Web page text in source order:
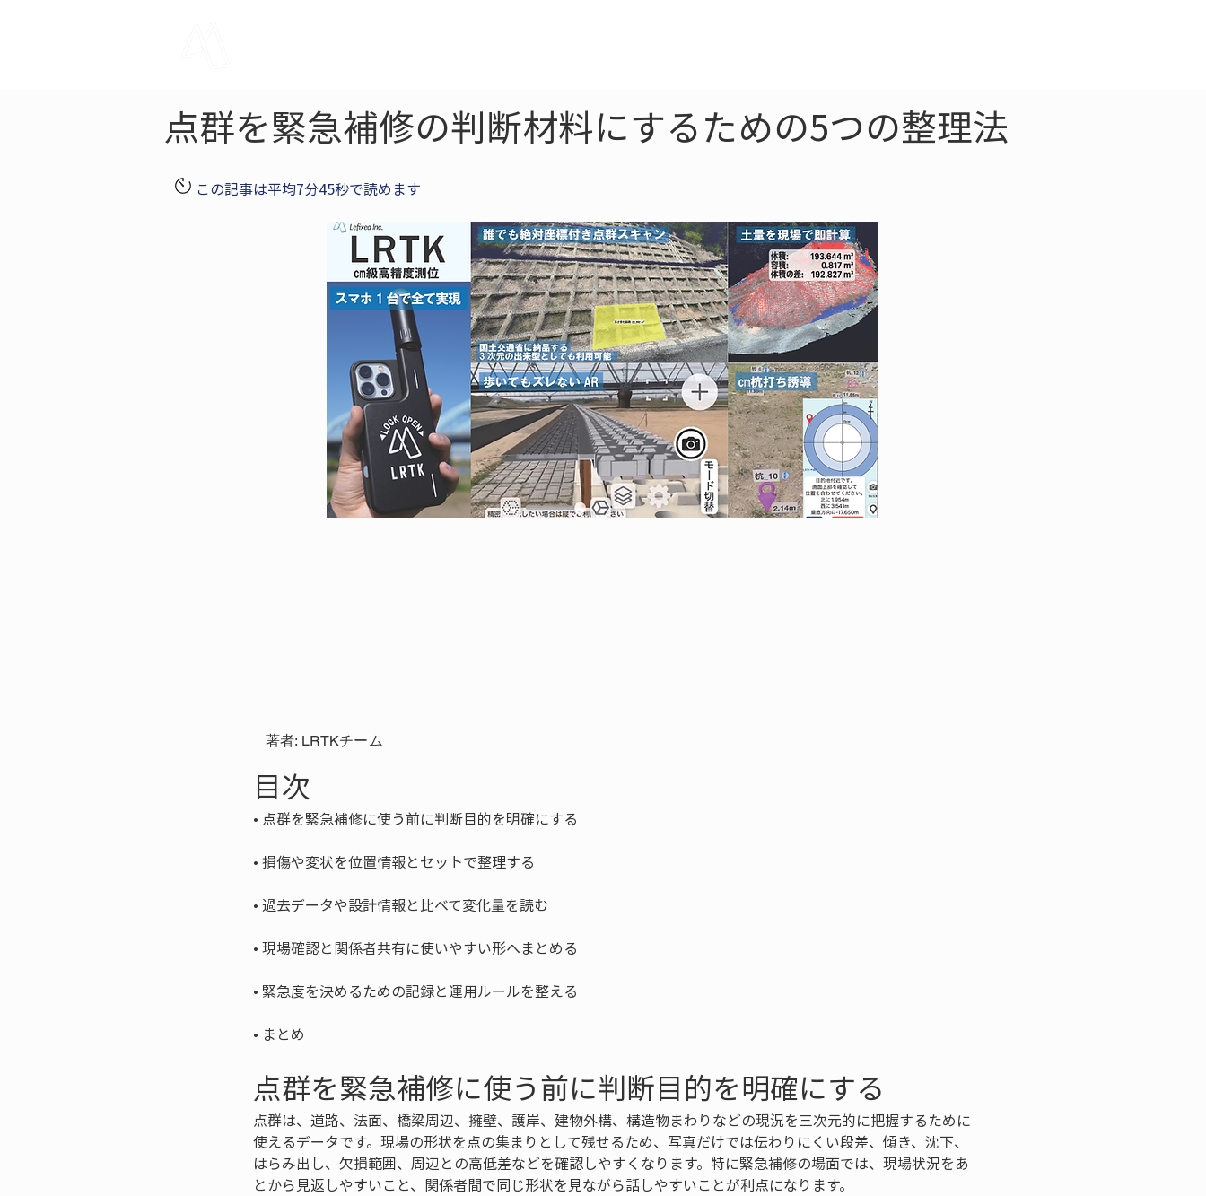
点群を緊急補修の判断材料にするための5つの整理法
この記事は平均7分45秒で読めます
著者: LRTKチーム
目次
•
•
•
•
•
• まとめ
点群を緊急補修に使う前に判断目的を明確にする
点群は、道路、法面、橋梁周辺、擁壁、護岸、建物外構、構造物まわりなどの現況を三次元的に把握するために
使えるデータです。現場の形状を点の集まりとして残せるため、写真だけでは伝わりにくい段差、傾き、沈下、
はらみ出し、欠損範囲、周辺との高低差などを確認しやすくなります。特に緊急補修の場面では、現場状況をあ
とから見返しやすいこと、関係者間で同じ形状を見ながら話しやすいことが利点になります。